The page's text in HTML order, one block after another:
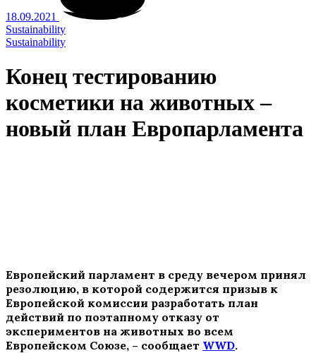
18.09.2021
Sustainability
Sustainability
Конец тестированию
косметики на животных –
новый план Европарламента
Европейский парламент в среду вечером принял
резолюцию, в которой содержится призыв к
Европейской комиссии разработать план
действий по поэтапному отказу от
экспериментов на животных во всем
Европейском Союзе, – сообщает WWD.